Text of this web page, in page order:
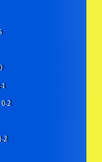
1
2
2